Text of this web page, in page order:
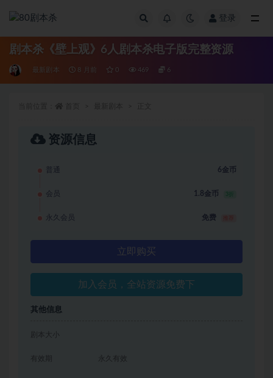
登录
剧本杀《壁上观》6人剧本杀电子版完整资源
最新剧本 8 月前 0 469 6
资源信息
普通 6金币
会员 1.8金币 3折
永久会员 免费
立即购买
加入会员，全站资源免费下
其他信息
剧本大小
有效期 永久有效